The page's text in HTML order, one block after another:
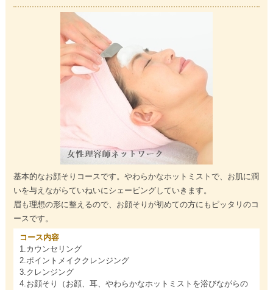
基本的なお顔そりコースです。やわらかなホットミストで、お肌に潤
いを与えながらていねいにシェービングしていきます。
眉も理想の形に整えるので、お顔そりが初めての方にもピッタリのコ
ースです。
コース内容
1.カウンセリング
2.ポイントメイククレンジング
3.クレンジング
4.お顔そり（お顔、耳、やわらかなホットミストを浴びながらの